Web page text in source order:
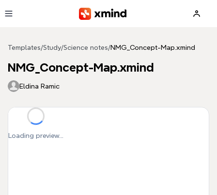
Templates/Study/Science notes/NMG_Concept-Map.xmind
NMG_Concept-Map.xmind
Eldina Ramic
Loading preview...